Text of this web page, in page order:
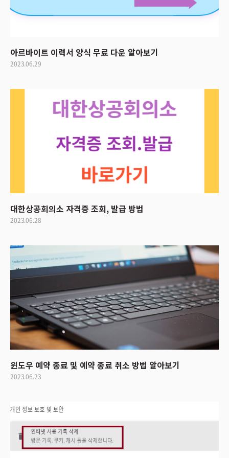
아르바이트 이력서 양식 무료 다운 알아보기
2023.06.29
대한상공회의소 자격증 조회, 발급 방법
2023.06.28
윈도우 예약 종료 및 예약 종료 취소 방법 알아보기
2023.06.23